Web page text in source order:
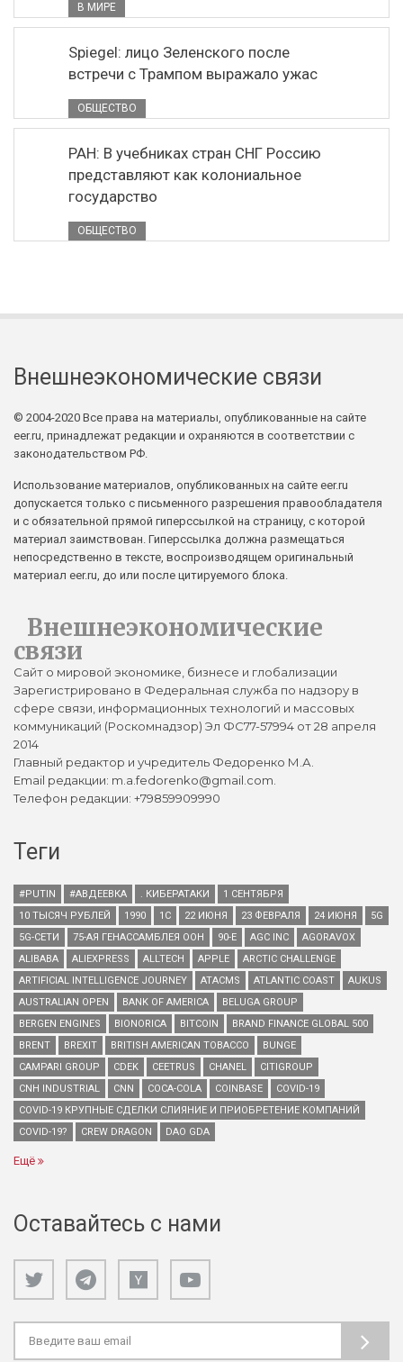
В МИРЕ
Spiegel: лицо Зеленского после
встречи с Трампом выражало ужас
ОБЩЕСТВО
РАН: В учебниках стран СНГ Россию
представляют как колониальное
государство
ОБЩЕСТВО
Внешнеэкономические связи
© 2004-2020 Все права на материалы, опубликованные на сайте
eer.ru, принадлежат редакции и охраняются в соответствии с
законодательством РФ.
Использование материалов, опубликованных на сайте eer.ru
допускается только с письменного разрешения правообладателя
и с обязательной прямой гиперссылкой на страницу, с которой
материал заимствован. Гиперссылка должна размещаться
непосредственно в тексте, воспроизводящем оригинальный
материал eer.ru, до или после цитируемого блока.
Внешнеэкономические
связи
Сайт о мировой экономике, бизнесе и глобализации
Зарегистрировано в Федеральная служба по надзору в
сфере связи, информационных технологий и массовых
коммуникаций (Роскомнадзор) Эл ФС77-57994 от 28 апреля
2014
Главный редактор и учредитель Федоренко М.А.
Email редакции: m.a.fedorenko@gmail.com.
Телефон редакции: +79859909990
Теги
#PUTIN #АВДЕЕВКА . КИБЕРАТАКИ
1 СЕНТЯБРЯ
10 ТЫСЯЧ РУБЛЕЙ
1990 1С 22 ИЮНЯ 23 ФЕВРАЛЯ 24 ИЮНЯ
5G
5G-СЕТИ
75-АЯ ГЕНАССАМБЛЕЯ ООН 90-Е AGC INC
AGORAVOX
ALIBABA
ALIEXPRESS ALLTECH APPLE
ARCTIC CHALLENGE
ARTIFICIAL INTELLIGENCE JOURNEY
ATACMS ATLANTIC COAST
AUKUS
AUSTRALIAN OPEN
BANK OF AMERICA
BELUGA GROUP
BERGEN ENGINES
BIONORICA BITCOIN
BRAND FINANCE GLOBAL 500
BRENT
BREXIT BRITISH AMERICAN TOBACCO
BUNGE
CAMPARI GROUP
CDEK CEETRUS CHANEL
CITIGROUP
CNH INDUSTRIAL
CNN COCA-COLA COINBASE
COVID-19
COVID-19 КРУПНЫЕ СДЕЛКИ СЛИЯНИЕ И ПРИОБРЕТЕНИЕ КОМПАНИЙ
COVID-19?
CREW DRAGON DAO GDA
Ещё
Оставайтесь с нами